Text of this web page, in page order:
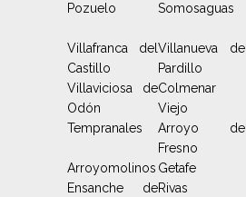
Pozuelo
Somosaguas
Villafranca del
Castillo
Villanueva del
Pardillo
Villaviciosa de
Odón
Colmenar
Viejo
Tempranales
Arroyo del
Fresno
Arroyomolinos Getafe
Ensanche deRivas